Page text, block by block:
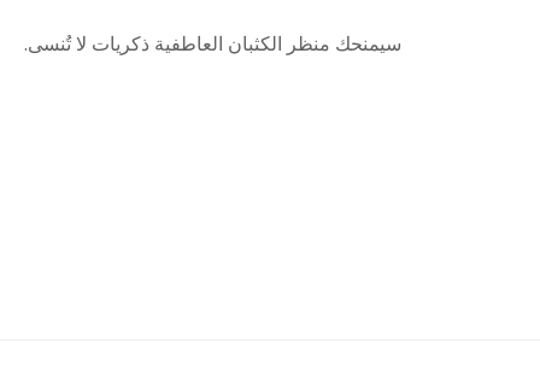
سيمنحك منظر الكثبان العاطفية ذكريات لا تُنسى.